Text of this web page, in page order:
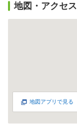
地図・アクセス
地図アプリで見る